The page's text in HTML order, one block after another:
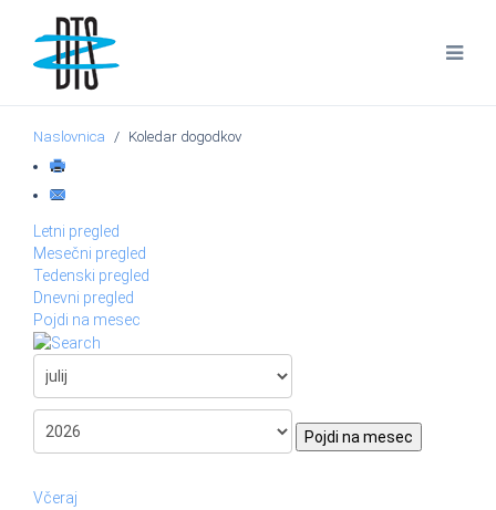
Naslovnica Koledar dogodkov
Letni pregled
Mesečni pregled
Tedenski pregled
Dnevni pregled
Pojdi na mesec
Pojdi na mesec
Včeraj